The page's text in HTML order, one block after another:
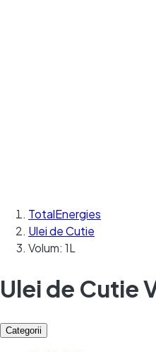
TotalEnergies
Ulei de Cutie
Volum: 1L
Ulei de Cutie
Categorii